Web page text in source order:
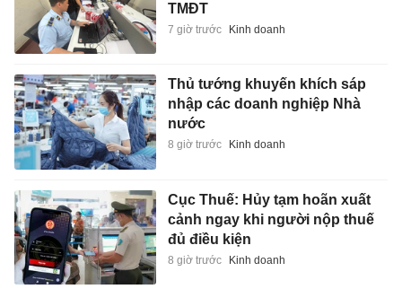
TMĐT
7 giờ trước Kinh doanh
Thủ tướng khuyến khích sáp
nhập các doanh nghiệp Nhà
nước
8 giờ trước Kinh doanh
Cục Thuế: Hủy tạm hoãn xuất
cảnh ngay khi người nộp thuế
đủ điều kiện
8 giờ trước Kinh doanh